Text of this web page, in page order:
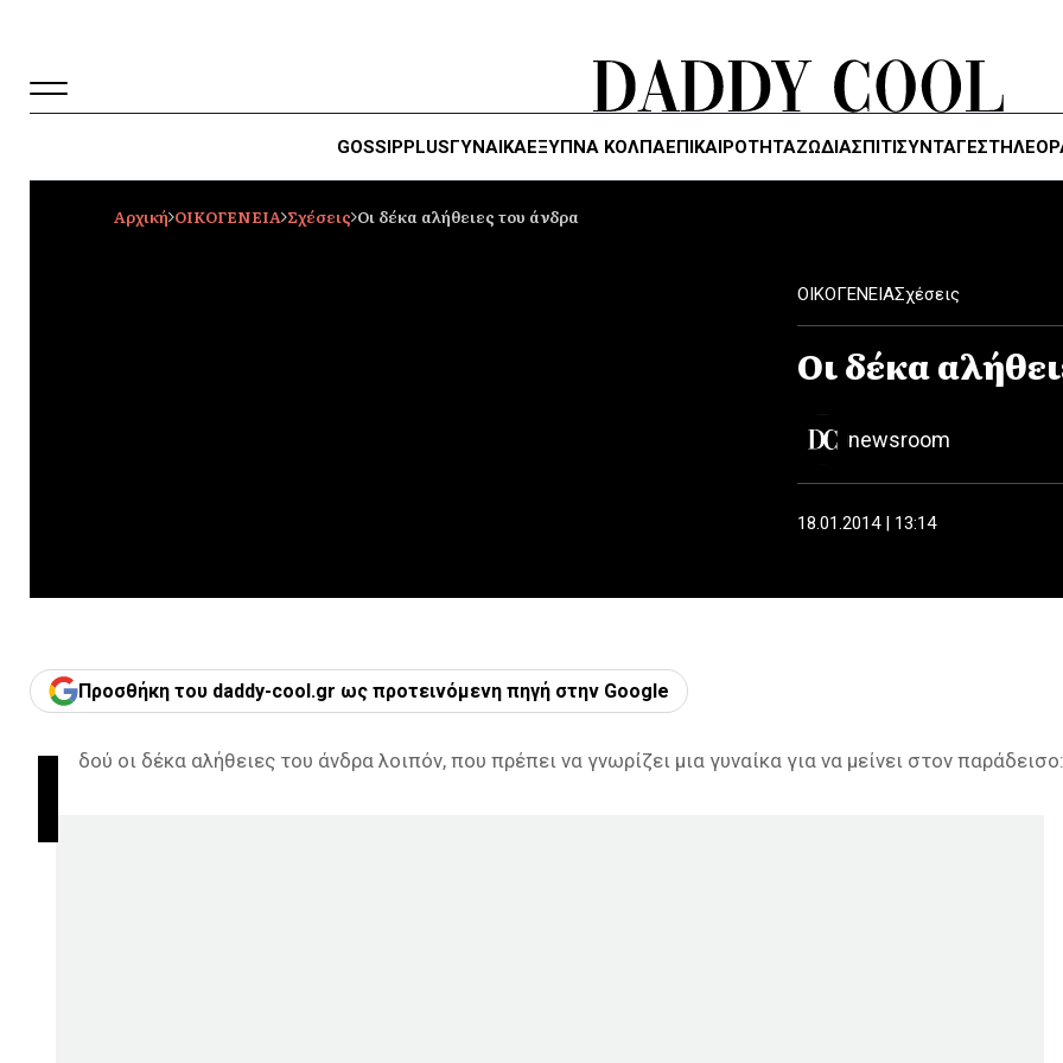
GOSSIPPLUSΓΥΝΑΙΚΑΈΞΥΠΝΑ ΚΌΛΠΑΕΠΙΚΑΙΡΟΤΗΤΑΖΏΔΙΑΣΠΙΤΙΣΥΝΤΑΓΕΣ
Αρχική ΟΙΚΟΓΕΝΕΙΑ Σχέσεις Οι δέκα αλήθειες του άνδρα
ΟΙΚΟΓΕΝΕΙΑΣχέσεις
Οι δέκα
newsroom
18.01.2014 | 13:14
Προσθήκη του daddy-cool.gr ως προτεινόμενη πηγή στην Google
Ι δού οι δέκα αλήθειες του άνδρα λοιπόν, που πρέπει να γνωρίζει μια γυναίκα για να μείνει στον